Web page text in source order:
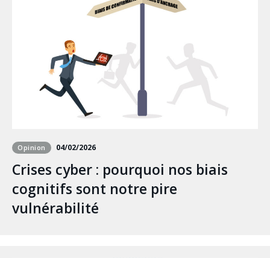
Opinion 04/02/2026
Crises cyber : pourquoi nos biais
cognitifs sont notre pire
vulnérabilité